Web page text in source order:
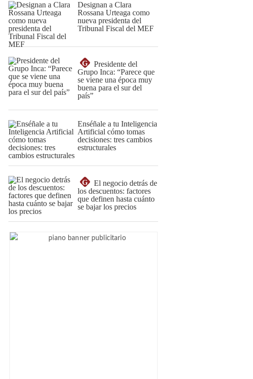
Designan a Clara
Rossana Urteaga como
nueva presidenta del
Tribunal Fiscal del MEF
G
Presidente del
Grupo Inca: “Parece que
se viene una época muy
buena para el sur del
país”
Enséñale a tu Inteligencia
Artificial cómo tomas
decisiones: tres cambios
estructurales
G
El negocio detrás de
los descuentos: factores
que definen hasta cuánto
se bajar los precios